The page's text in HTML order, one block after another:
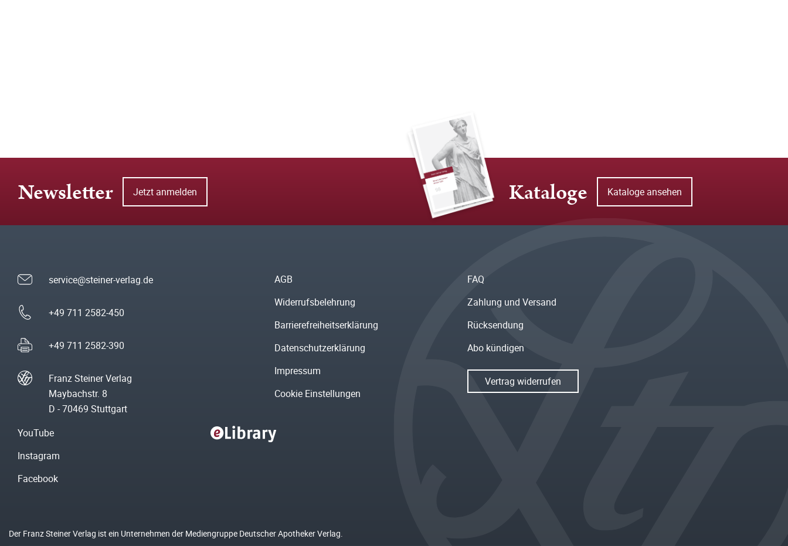
Newsletter Jetzt anmelden Kataloge Kataloge ansehen
service@steiner-verlag.de
+49 711 2582-450
+49 711 2582-390
Franz Steiner Verlag
Maybachstr. 8
D - 70469 Stuttgart
AGB
Widerrufsbelehrung
Barrierefreiheitserklärung
Datenschutzerklärung
Impressum
Cookie Einstellungen
FAQ
Zahlung und Versand
Rücksendung
Abo kündigen
Vertrag widerrufen
YouTube
Instagram
Facebook
Der Franz Steiner Verlag ist ein Unternehmen der Mediengruppe Deutscher Apotheker Verlag.